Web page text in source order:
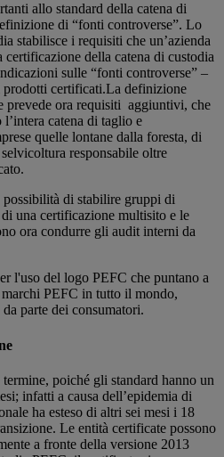
allo standard della catena di
di “fonti controverse”. Lo
stabilisce i requisiti che un’azienda
certificazione della catena di custodia
sulle “fonti controverse” –
prodotti certificati.La definizione
prevede ora requisiti aggiuntivi, che
catena di taglio e
quelle lontane dalla foresta, di
responsabile oltre
di stabilire gruppi di
una certificazione multisito e le
ora condurre gli audit interni da
l'uso del logo PEFC che puntano a
PEFC in tutto il mondo,
parte dei consumatori.
poiché gli standard hanno un
infatti a causa dell’epidemia di
ha esteso di altri sei mesi i 18
Le entità certificate possono
a fronte della versione 2013